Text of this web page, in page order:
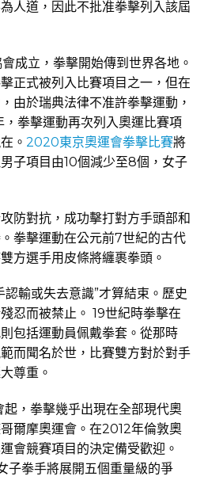
人道，因此不批准拳擊列入該屆
成立，拳擊開始傳到世界各地。
正式被列入比賽項目之一，但在
由於瑞典法律不准許拳擊運動，
拳擊運動再次列入奧運比賽項
。 2020東京奧運會拳擊比賽將
子項目由10個減少至8個，女子
防對抗，成功擊打對方手頭部和
拳擊運動在公元前7世紀的古代
方選手用皮條將纏裹拳頭。
認輸或失去意識”才算結束。歷史
忍而被禁止。 19世紀時拳擊在
包括運動員佩戴拳套。從那時
而聞名於世，比賽雙方對於對手
尊重。
，拳擊幾乎出現在全部現代奧
爾摩奧運會。在2012年倫敦奧
會競賽項目的決定備受歡迎。
子拳手將展開五個重量級的爭